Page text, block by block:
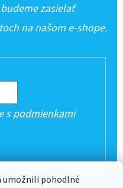
umožnili pohodlné
zasielať
na našom e-shope.
spodmienkami